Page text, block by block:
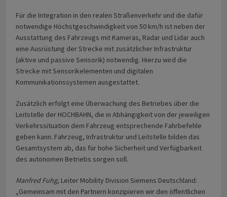
Für die Integration in den realen Straßenverkehr und die dafür
notwendige Höchstgeschwindigkeit von 50 km/h ist neben der
Ausstattung des Fahrzeugs mit Kameras, Radar und Lidar auch
eine Ausrüstung der Strecke mit zusätzlicher Infrastruktur
(aktive und passive Sensorik) notwendig. Hierzu wird die
Strecke mit Sensorikelementen und digitalen
Kommunikationssystemen ausgestattet.
Zusätzlich erfolgt eine Überwachung des Betriebes über die
Leitstelle der HOCHBAHN, die in Abhängigkeit von der jeweiligen
Verkehrssituation dem Fahrzeug entsprechende Fahrbefehle
geben kann. Fahrzeug, Infrastruktur und Leitstelle bilden das
Gesamtsystem ab, das für hohe Sicherheit und Verfügbarkeit
des autonomen Betriebs sorgen soll.
Manfred Fuhg, Leiter Mobility Division Siemens Deutschland:
„Gemeinsam mit den Partnern konzipieren wir den öffentlichen